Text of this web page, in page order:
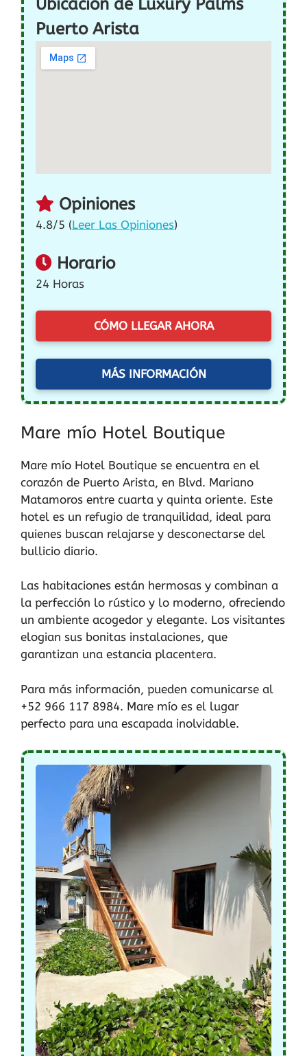
Ubicación de Luxury Palms
Puerto Arista
Opiniones
4.8/5 (Leer Las Opiniones)
Horario
24 Horas
CÓMO LLEGAR AHORA
MÁS INFORMACIÓN
Mare mío Hotel Boutique
Mare mío Hotel Boutique se encuentra en el
corazón de Puerto Arista, en Blvd. Mariano
Matamoros entre cuarta y quinta oriente. Este
hotel es un refugio de tranquilidad, ideal para
quienes buscan relajarse y desconectarse del
bullicio diario.
Las habitaciones están hermosas y combinan a
la perfección lo rústico y lo moderno, ofreciendo
un ambiente acogedor y elegante. Los visitantes
elogian sus bonitas instalaciones, que
garantizan una estancia placentera.
Para más información, pueden comunicarse al
+52 966 117 8984. Mare mío es el lugar
perfecto para una escapada inolvidable.